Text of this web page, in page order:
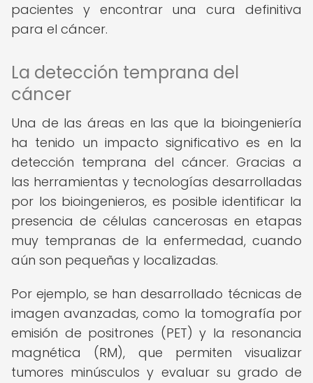
pacientes y encontrar una cura definitiva
para el cáncer.
La detección temprana del
cáncer
Una de las áreas en las que la bioingeniería
ha tenido un impacto significativo es en la
detección temprana del cáncer. Gracias a
las herramientas y tecnologías desarrolladas
por los bioingenieros, es posible identificar la
presencia de células cancerosas en etapas
muy tempranas de la enfermedad, cuando
aún son pequeñas y localizadas.
Por ejemplo, se han desarrollado técnicas de
imagen avanzadas, como la tomografía por
emisión de positrones (PET) y la resonancia
magnética (RM), que permiten visualizar
tumores minúsculos y evaluar su grado de